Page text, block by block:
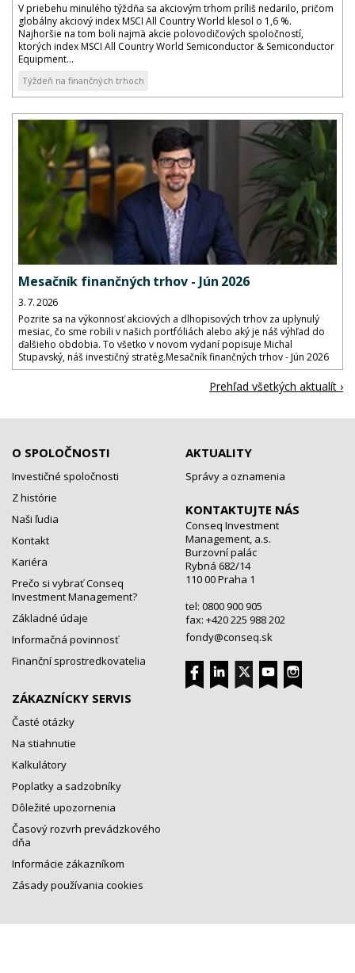
V priebehu minulého týždňa sa akciovým trhom príliš nedarilo, pričom
globálny akciový index MSCI All Country World klesol o 1,6 %.
Najhoršie na tom boli najmä akcie polovodičových spoločností,
ktorých index MSCI All Country World Semiconductor & Semiconductor
Equipment...
Týždeň na finančných trhoch
Mesačník finančných trhov - Jún 2026
3. 7. 2026
Pozrite sa na výkonnosť akciových a dlhopisových trhov za uplynulý
mesiac, čo sme robili v našich portfóliách alebo aký je náš výhľad do
ďalšieho obdobia. To všetko v novom vydaní popisuje Michal
Stupavský, náš investičný stratég.Mesačník finančných trhov - Jún 2026
Prehľad všetkých aktualít ›
O SPOLOČNOSTI
Investičné spoločnosti
Z histórie
Naši ľudia
Kontakt
Kariéra
Prečo si vybrať Conseq
Investment Management?
Základné údaje
Informačná povinnosť
Finanční sprostredkovatelia
ZÁKAZNÍCKY SERVIS
Časté otázky
Na stiahnutie
Kalkulátory
Poplatky a sadzobníky
Dôležité upozornenia
Časový rozvrh prevádzkového
dňa
Informácie zákazníkom
Zásady používania cookies
AKTUALITY
Správy a oznamenia
KONTAKTUJTE NÁS
Conseq Investment
Management, a.s.
Burzovní palác
Rybná 682/14
110 00 Praha 1
tel: 0800 900 905
fax: +420 225 988 202
fondy@conseq.sk